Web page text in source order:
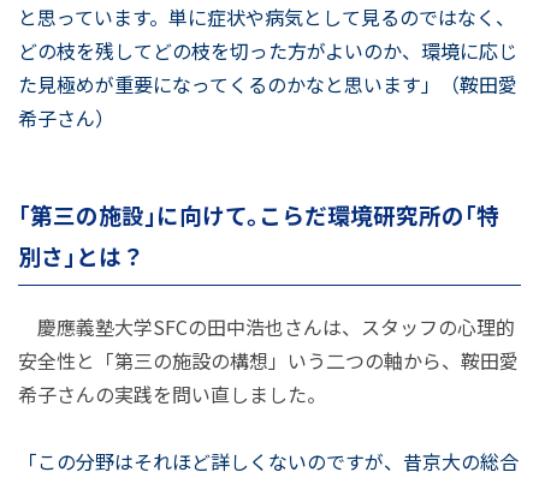
と思っています。単に症状や病気として見るのではなく、
どの枝を残してどの枝を切った方がよいのか、環境に応じ
た見極めが重要になってくるのかなと思います」（鞍田愛
希子さん）
「第三の施設」に向けて。こらだ環境研究所の「特
別さ」とは？
慶應義塾大学SFCの田中浩也さんは、スタッフの心理的
安全性と「第三の施設の構想」いう二つの軸から、鞍田愛
希子さんの実践を問い直しました。
「この分野はそれほど詳しくないのですが、昔京大の総合